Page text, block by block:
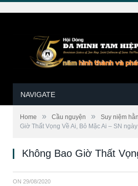
NAVIGATE
Home » Cầu nguyện » Suy niệm
Giờ Thất Vọng Về Ai, Bỏ Mặc Ai – SN
Không Bao Giờ Thất
ON 29/08/2020